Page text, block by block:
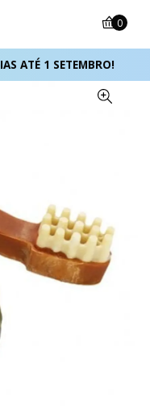
ATÉ 1 SETEMBRO!
0